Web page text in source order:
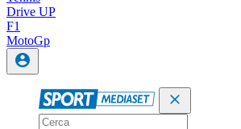
Drive UP
F1
MotoGp